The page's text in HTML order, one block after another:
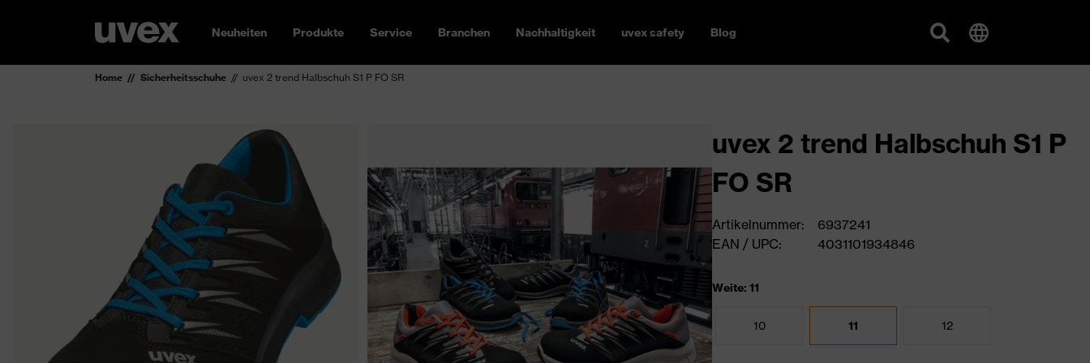
Neuheiten Produkte Service Branchen Nachhaltigkeit uvex safety Blog
Home Sicherheitsschuhe uvex 2 trend Halbschuh S1 P FO SR
uvex 2 trend Halbschuh S1 P
FO SR
Artikelnummer:
6937241
EAN / UPC:
4031101934846
Weite: 11
10 11 12